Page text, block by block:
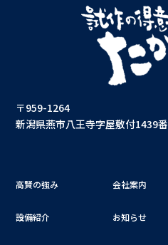
〒959-1264
新潟県燕市八王寺字屋敷付1439番
高賢の強み
設備紹介
会社案内
お知らせ